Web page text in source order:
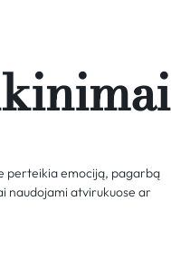
perteikia emociją, pagarbą
naudojami atvirukuose ar